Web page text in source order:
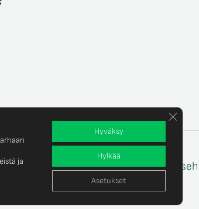
Tietosuojaseloste Tilaus- ja
ja
Hyväksy
Hylkää
Asetukset
Sulje